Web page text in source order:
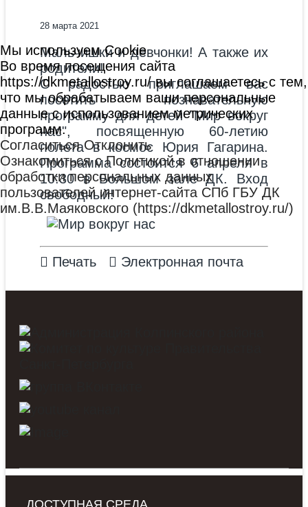
28 марта 2021
Мальчишки и девчонки! А также их
родители!
С радостью приглашаем вас
посетить познавательную
программу для детей "Мир вокруг
нас", посвященную 60-летию
полета в космос Юрия Гагарина.
Программа состоится 6 апреля в
10:30 в Большом зале ДК. Вход
свободный!
Печать Электронная почта
ДОСТУПНАЯ СРЕДА
Мы используем Cookie
Во время посещения сайта
https://dkmetallostroy.ru/ вы соглашаетесь с тем,
что мы обрабатываем ваши персональные
данные с использованием метрических
программ.
Согласиться Отклонить
Ознакомиться с Политикой в отношении
обработки персональных данных
пользователей интернет-сайта СПб ГБУ ДК
им.В.В.Маяковского (https://dkmetallostroy.ru/)